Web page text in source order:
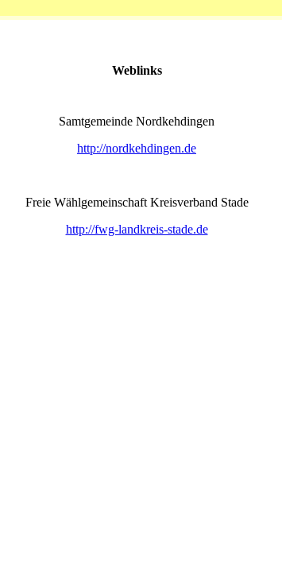
Weblinks
Samtgemeinde Nordkehdingen
http://nordkehdingen.de
Freie Wählgemeinschaft Kreisverband Stade
http://fwg-landkreis-stade.de